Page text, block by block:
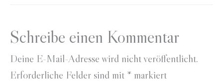
Schreibe einen Kommentar
Deine E-Mail-Adresse wird nicht veröffentlicht.
Erforderliche Felder sind mit * markiert